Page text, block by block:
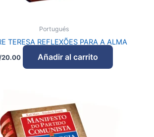
Portugués
TERESA REFLEXÕES PARA A ALMA
20.00 Añadir al carrito